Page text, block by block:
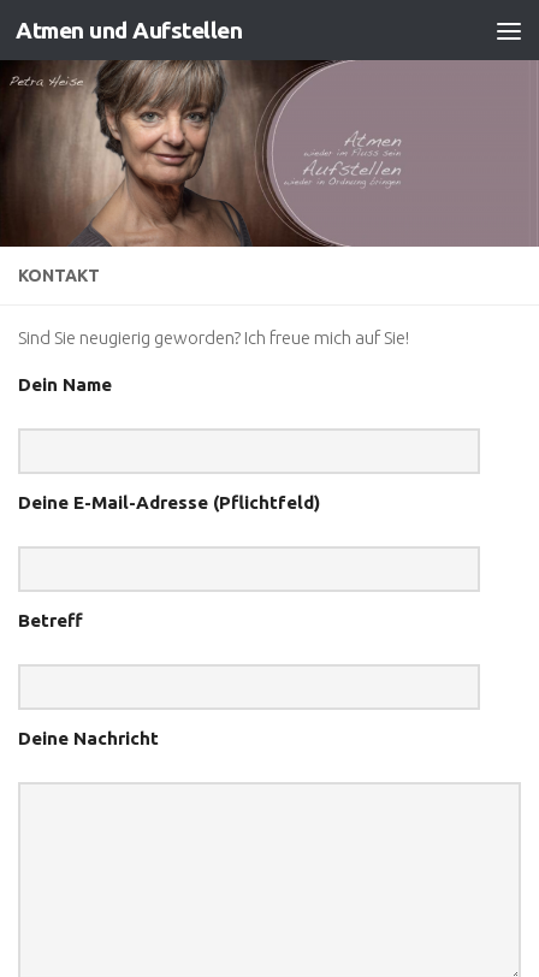
Zum Inhalt springen
Atmen und Aufstellen
KONTAKT
Sind Sie neugierig geworden? Ich freue mich auf Sie!
Dein Name
Deine E-Mail-Adresse (Pflichtfeld)
Betreff
Deine Nachricht